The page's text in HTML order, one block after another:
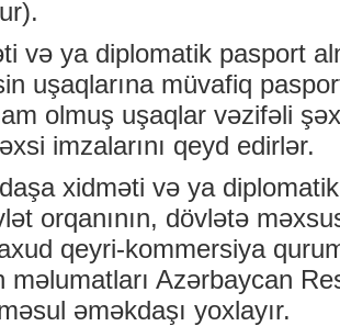
və ya diplomatik pasport
uşaqlarına müvafiq
olmuş uşaqlar vəzifəli
imzalarını qeyd edirlər.
xidməti və ya
orqanının, dövlətə
qeyri-kommersiya
məlumatları Azərbaycan
əməkdaşı yoxlayır.